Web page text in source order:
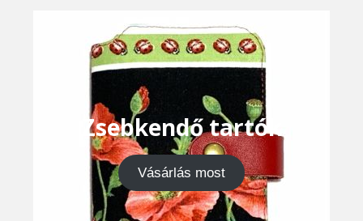
Zsebkendő tartók
Vásárlás most